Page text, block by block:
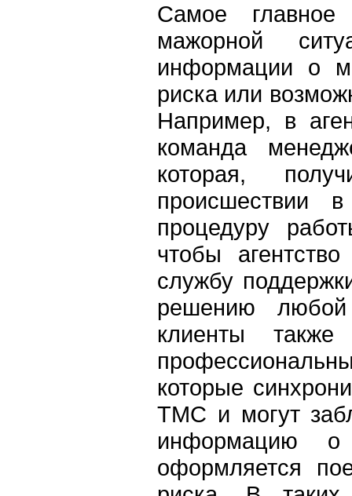
Самое
мажорной
информации о
риска или
Например, в
команда
которая,
происшествии
процедуру
чтобы
службу
решению любой
клиенты
которые
TMC и могут
информацию
оформляется